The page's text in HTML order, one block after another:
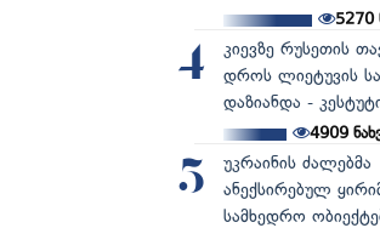
5270
4
კიევზე რუსეთის
დროს ლიეტუვის
დაზიანდა -
4909
5
უკრაინის ძალებმა
ანექსირებულ
სამხედრო